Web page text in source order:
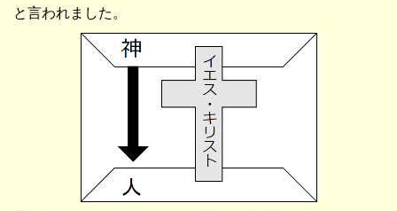
と言われました。